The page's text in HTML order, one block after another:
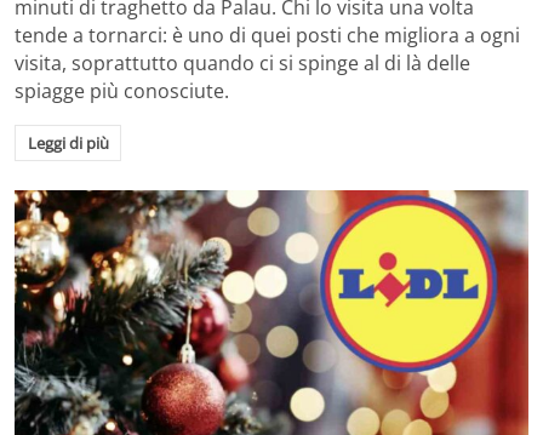
minuti di traghetto da Palau. Chi lo visita una volta
tende a tornarci: è uno di quei posti che migliora a ogni
visita, soprattutto quando ci si spinge al di là delle
spiagge più conosciute.
Leggi di più